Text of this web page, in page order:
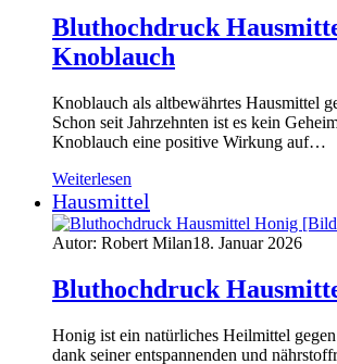
Bluthochdruck
Knoblauch
Knoblauch als altbewährtes Hausmittel
Schon seit Jahrzehnten ist es kein
Knoblauch eine positive Wirkung auf…
Weiterlesen
Hausmittel
Autor: Robert Milan18. Januar 2026
Bluthochdruck
Honig ist ein natürliches Heilmittel
dank seiner entspannenden und